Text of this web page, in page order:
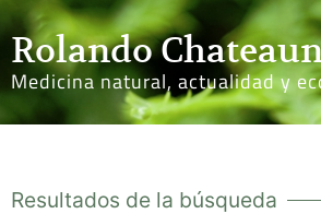
Rolando
Medicina natural, actualidad y
Resultados de la búsqueda